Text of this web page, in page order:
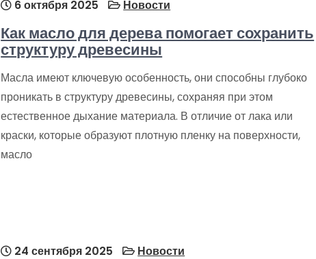
6 октября 2025 Новости
Как масло для дерева помогает сохранить
структуру древесины
Масла имеют ключевую особенность, они способны глубоко
проникать в структуру древесины, сохраняя при этом
естественное дыхание материала. В отличие от лака или
краски, которые образуют плотную пленку на поверхности,
масло
24 сентября 2025 Новости